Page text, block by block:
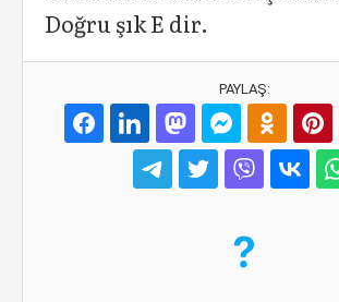
Doğru şık E dir.
PAYLAŞ: